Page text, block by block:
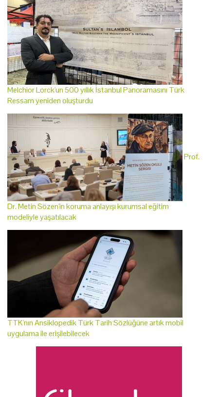
Melchior Lorck'un 500 yıllık İstanbul Panoramasını Türk
Ressam yeniden oluşturdu
Prof.
Dr. Metin Sözen'in koruma anlayışı kurumsal eğitim
modeliyle yaşatılacak
TTK'nın Ansiklopedik Türk Tarih Sözlüğüne artık mobil
uygulama ile erişilebilecek